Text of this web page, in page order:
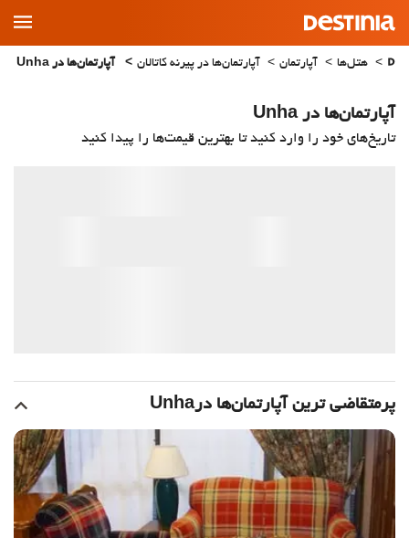
Main
Menu
هتل‌ها آپارتمان آپارتمان‌ها در پیرنه کاتالان آپارتمان‌ها در Unha
آپارتمان‌ها در Unha
تاریخ‌های خود را وارد کنید تا بهترین قیمت‌ها را پیدا کنید
پرمتقاضی ترین آپارتمان‌‌ها درUnha